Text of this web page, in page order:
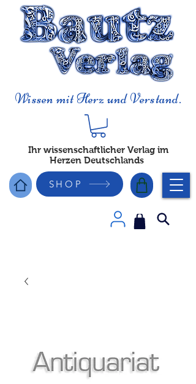
Wissen mit Herz und Verstand.
Ihr wissenschaftlicher Verlag im
Herzen Deutschlands
SHOP